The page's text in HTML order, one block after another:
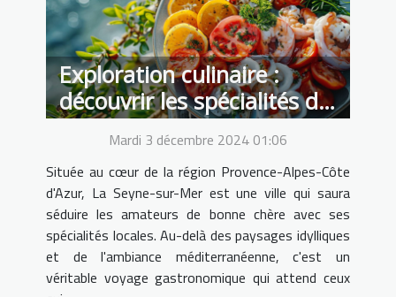
Exploration culinaire :
découvrir les spécialités de
La Seyne-sur-Mer
Mardi 3 décembre 2024 01:06
Située au cœur de la région Provence-Alpes-Côte
d'Azur, La Seyne-sur-Mer est une ville qui saura
séduire les amateurs de bonne chère avec ses
spécialités locales. Au-delà des paysages idylliques
et de l'ambiance méditerranéenne, c'est un
véritable voyage gastronomique qui attend ceux